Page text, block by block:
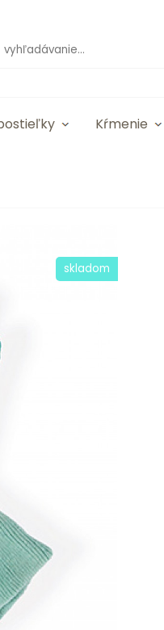
Kŕmenie
skladom